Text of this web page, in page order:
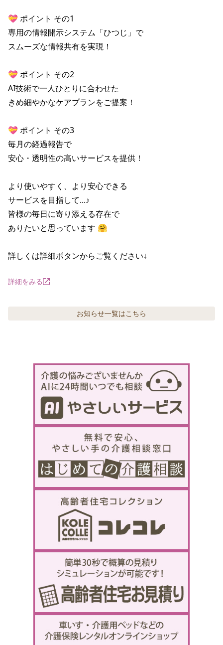
💝 ポイント その1
専用の情報開示システム「ひつじ」で
スムーズな情報共有を実現！
💝 ポイント その2
AI技術で一人ひとりに合わせた
きめ細やかなケアプランをご提案！
💝 ポイント その3
毎月の経過報告で
安心・透明性の高いサービスを提供！
より使いやすく、より安心できる
サービスを目指して...♪
皆様の毎日に寄り添える存在で
ありたいと思っています 🤗
詳しくは詳細ボタンからご覧ください↓
詳細をみる
お知らせ一覧はこちら